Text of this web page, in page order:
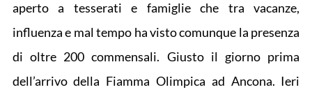
aperto a tesserati e famiglie che tra vacanze,
influenza e mal tempo ha visto comunque la presenza
di oltre 200 commensali. Giusto il giorno prima
dell’arrivo della Fiamma Olimpica ad Ancona. Ieri